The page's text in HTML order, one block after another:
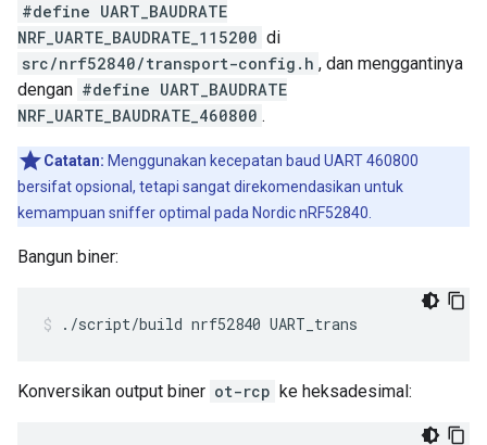
#define UART_BAUDRATE
NRF_UARTE_BAUDRATE_115200 di
src/nrf52840/transport-config.h , dan menggantinya
dengan #define UART_BAUDRATE
NRF_UARTE_BAUDRATE_460800 .
Catatan: Menggunakan kecepatan baud UART 460800
bersifat opsional, tetapi sangat direkomendasikan untuk
kemampuan sniffer optimal pada Nordic nRF52840.
Bangun biner:
./script/build nrf52840 UART_trans
Konversikan output biner ot-rcp ke heksadesimal: